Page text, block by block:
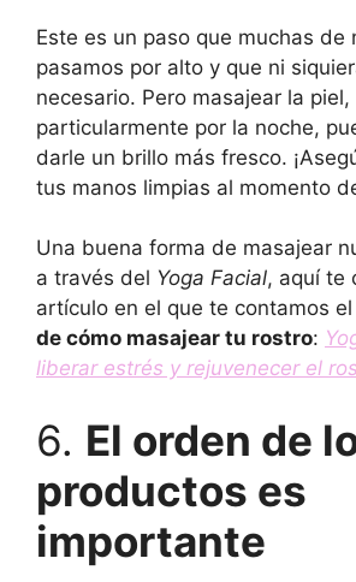
Este es un paso que muchas de
pasamos por alto y que ni
necesario. Pero masajear la piel,
particularmente por la noche,
darle un brillo más fresco.
tus manos limpias al momento
Una buena forma de masajear
a través del Yoga Facial, aquí te
artículo en el que te contamos el
de cómo masajear tu rostro:
liberar estrés y rejuvenecer el
6. El orden de
productos es
importante